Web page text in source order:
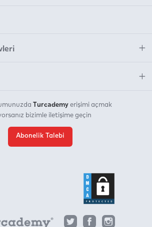
Turcademy erişimi açmak
bizimle iletişime geçin
Abonelik Talebi